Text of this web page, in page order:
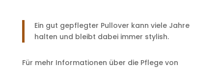
Ein gut gepflegter Pullover kann viele Jahre
halten und bleibt dabei immer stylish.
Für mehr Informationen über die Pflege von